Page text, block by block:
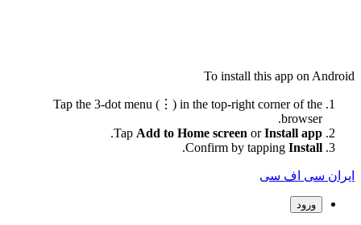
To install this app on Android
Tap the 3-dot menu (⋮) in the top-right corner of the
browser.
Tap Add to Home screen orInstall app
.
Confirm by tapping Install
.
ایران سی اف سی
ورود